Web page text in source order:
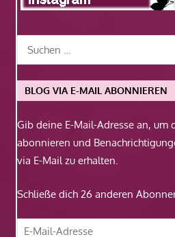
BLOG VIA E-MAIL ABONNIEREN
Gib deine E-Mail-Adresse an, um
abonnieren und
via E-Mail zu erhalten.
Schließe dich 26 anderen
E-